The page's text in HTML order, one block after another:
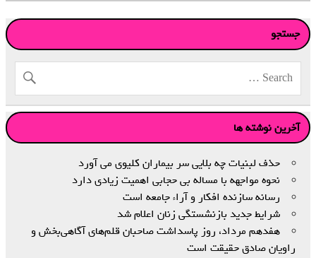
جستجو
آخرین نوشته ها
حذف لبنیات چه بلایی سر بیماران کلیوی می آورد
نحوه مواجهه با مساله بی حجابی اهمیت زیادی دارد
رسانه سازنده افکار و آراء جامعه است
شرایط جدید بازنشستگی زنان اعلام شد
هفدهم مرداد، روز پاسداشت صاحبان قلم‌های آگاهی‌بخش و
راویان صادق حقیقت است